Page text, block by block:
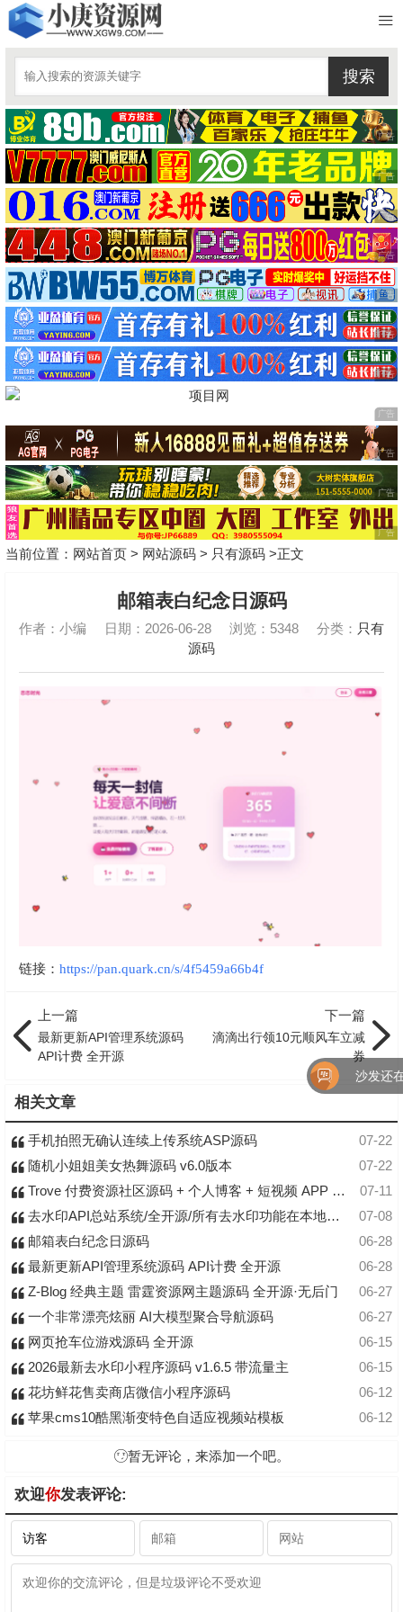
当前位置： 网站首页 > 网站源码 > 只有源码 >正文
邮箱表白纪念日源码
作者：小编 日期：2026-06-28 浏览：5348 分类： 只有
源码
链接： https://pan.quark.cn/s/4f5459a66b4f
上一篇
最新更新API管理系统源码
API计费 全开源
下一篇
滴滴出行领10元顺风车立减
券
相关文章
07-22
手机拍照无确认连续上传系统ASP源码
07-22
随机小姐姐美女热舞源码 v6.0版本
07-11
Trove 付费资源社区源码 + 个人博客 + 短视频 APP 支持 AI 大模型多支付多存储
07-08
去水印API总站系统/全开源/所有去水印功能在本地实现
06-28
邮箱表白纪念日源码
06-28
最新更新API管理系统源码 API计费 全开源
06-27
Z-Blog 经典主题 雷霆资源网主题源码 全开源·无后门
06-27
一个非常漂亮炫丽 AI大模型聚合导航源码
06-15
网页抢车位游戏源码 全开源
06-15
2026最新去水印小程序源码 v1.6.5 带流量主
06-12
花坊鲜花售卖商店微信小程序源码
06-12
苹果cms10酷黑渐变特色自适应视频站模板
暂无评论，来添加一个吧。
欢迎你发表评论:
沙发还在